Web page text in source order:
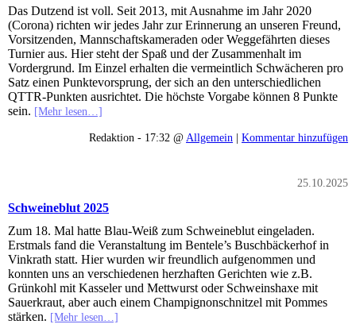
Das Dutzend ist voll. Seit 2013, mit Ausnahme im Jahr 2020
(Corona) richten wir jedes Jahr zur Erinnerung an unseren Freund,
Vorsitzenden, Mannschaftskameraden oder Weggefährten dieses
Turnier aus. Hier steht der Spaß und der Zusammenhalt im
Vordergrund. Im Einzel erhalten die vermeintlich Schwächeren pro
Satz einen Punktevorsprung, der sich an den unterschiedlichen
QTTR-Punkten ausrichtet. Die höchste Vorgabe können 8 Punkte
sein. [Mehr lesen…]
Redaktion - 17:32 @ Allgemein | Kommentar hinzufügen
25.10.2025
Schweineblut 2025
Zum 18. Mal hatte Blau-Weiß zum Schweineblut eingeladen.
Erstmals fand die Veranstaltung im Bentele’s Buschbäckerhof in
Vinkrath statt. Hier wurden wir freundlich aufgenommen und
konnten uns an verschiedenen herzhaften Gerichten wie z.B.
Grünkohl mit Kasseler und Mettwurst oder Schweinshaxe mit
Sauerkraut, aber auch einem Champignonschnitzel mit Pommes
stärken. [Mehr lesen…]